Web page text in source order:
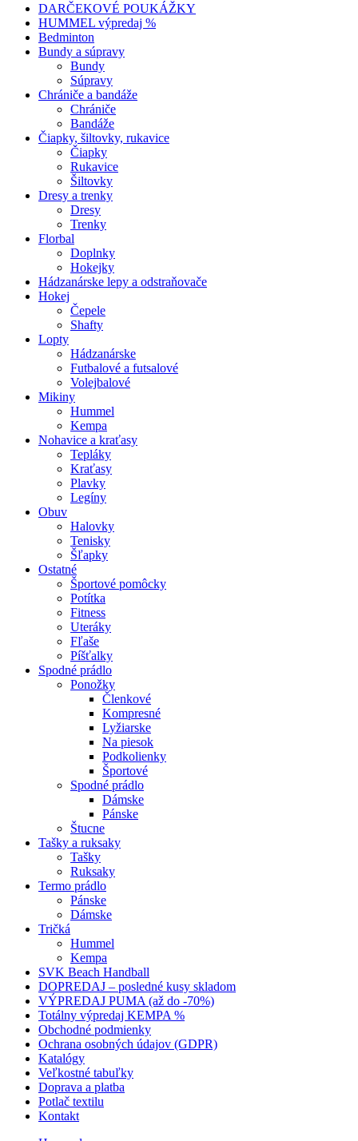
DARČEKOVÉ POUKÁŽKY
HUMMEL výpredaj %
Bedminton
Bundy a súpravy
Bundy
Súpravy
Chrániče a bandáže
Chrániče
Bandáže
Čiapky, šiltovky, rukavice
Čiapky
Rukavice
Šiltovky
Dresy a trenky
Dresy
Trenky
Florbal
Doplnky
Hokejky
Hádzanárske lepy a odstraňovače
Hokej
Čepele
Shafty
Lopty
Hádzanárske
Futbalové a futsalové
Volejbalové
Mikiny
Hummel
Kempa
Nohavice a kraťasy
Tepláky
Kraťasy
Plavky
Legíny
Obuv
Halovky
Tenisky
Šľapky
Ostatné
Športové pomôcky
Potítka
Fitness
Uteráky
Fľaše
Píšťalky
Spodné prádlo
Ponožky
Členkové
Kompresné
Lyžiarske
Na piesok
Podkolienky
Športové
Spodné prádlo
Dámske
Pánske
Štucne
Tašky a ruksaky
Tašky
Ruksaky
Termo prádlo
Pánske
Dámske
Tričká
Hummel
Kempa
SVK Beach Handball
DOPREDAJ – posledné kusy skladom
VÝPREDAJ PUMA (až do -70%)
Totálny výpredaj KEMPA %
Obchodné podmienky
Ochrana osobných údajov (GDPR)
Katalógy
Veľkostné tabuľky
Doprava a platba
Potlač textilu
Kontakt